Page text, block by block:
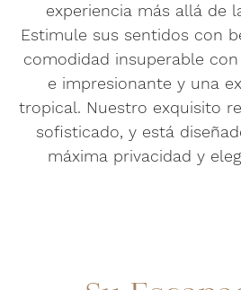
experiencia más allá de
Estimule sus sentidos con
comodidad insuperable
e impresionante y una
tropical. Nuestro exquisito
sofisticado, y está
máxima privacidad y